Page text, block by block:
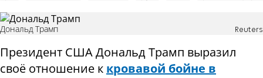
Дональд Трамп Reuters
Президент США Дональд Трамп выразил
своё отношение к кровавой бойне в